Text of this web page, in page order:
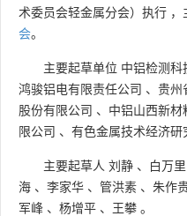
术委员会轻金属分会）执行 ，
会。
主要起草单位 中铝检测科
鸿骏铝电有限责任公司 、 贵州
股份有限公司 、 中铝山西新材
限公司 、 有色金属技术经济研
主要起草人 刘静 、 白万里
海 、 李家华 、 管洪素 、 朱作
军峰 、 杨增平 、 王攀 。